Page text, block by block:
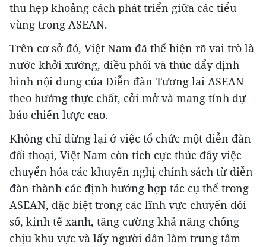
thu hẹp khoảng cách phát triển giữa các tiểu
vùng trong ASEAN.
Trên cơ sở đó, Việt Nam đã thể hiện rõ vai trò là
nước khởi xướng, điều phối và thúc đẩy định
hình nội dung của Diễn đàn Tương lai ASEAN
theo hướng thực chất, cởi mở và mang tính dự
báo chiến lược cao.
Không chỉ dừng lại ở việc tổ chức một diễn đàn
đối thoại, Việt Nam còn tích cực thúc đẩy việc
chuyển hóa các khuyến nghị chính sách từ diễn
đàn thành các định hướng hợp tác cụ thể trong
ASEAN, đặc biệt trong các lĩnh vực chuyển đổi
số, kinh tế xanh, tăng cường khả năng chống
chịu khu vực và lấy người dân làm trung tâm